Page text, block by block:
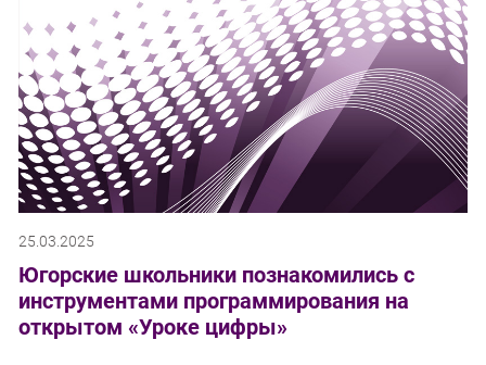
25.03.2025
Югорские школьники познакомились с
инструментами программирования на
открытом «Уроке цифры»